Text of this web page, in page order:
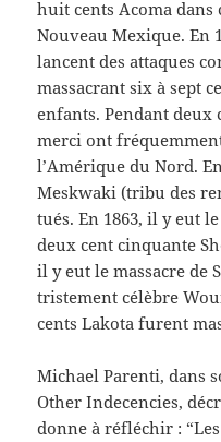
huit cents Acoma
Nouveau Mexique. En
lancent des attaques
massacrant six à sept
enfants. Pendant deux
merci ont
l’Amérique du Nord.
Meskwaki (tribu des
tués. En 1863, il y eut
deux cent cinquante
il y eut le massacre de
tristement célèbre
cents Lakota furent
Michael Parenti, dans
Other Indecencies,
donne à réfléchir :